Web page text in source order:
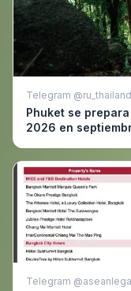
Telegram @ru_thailand
Phuket se
2026 en
Telegram